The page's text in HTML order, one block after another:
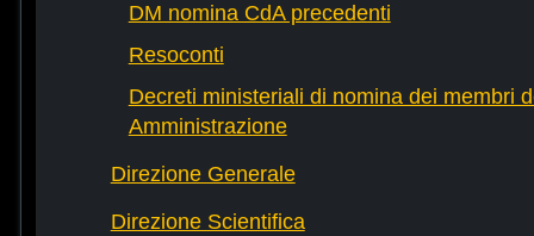
DM nomina CdA precedenti
Resoconti
Decreti ministeriali di nomina dei membri
Amministrazione
Direzione Generale
Direzione Scientifica